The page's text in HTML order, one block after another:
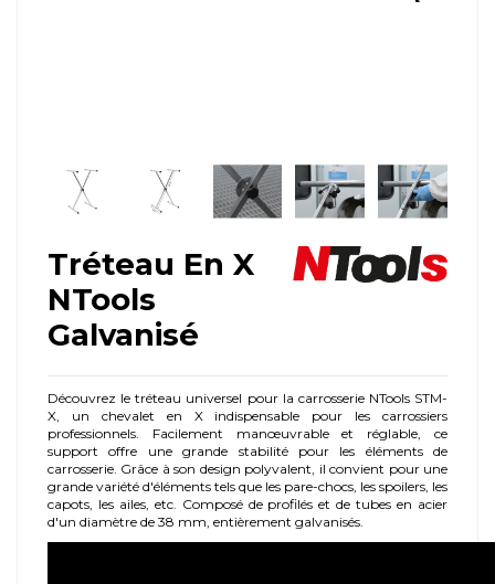
Tréteau En X
NTools
Galvanisé
Découvrez le tréteau universel pour la carrosserie NTools STM-
X, un chevalet en X indispensable pour les carrossiers
professionnels. Facilement manœuvrable et réglable, ce
support offre une grande stabilité pour les éléments de
carrosserie. Grâce à son design polyvalent, il convient pour une
grande variété d'éléments tels que les pare-chocs, les spoilers, les
capots, les ailes, etc. Composé de profilés et de tubes en acier
d'un diamètre de 38 mm, entièrement galvanisés.